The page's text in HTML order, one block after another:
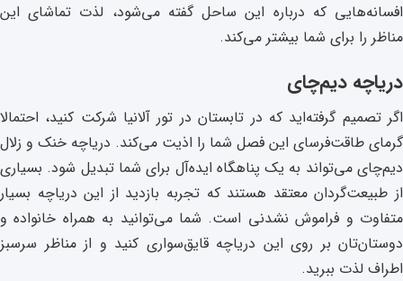
افسانه‌هایی که درباره این ساحل گفته می‌شود، لذت تماشای این
مناظر را برای شما بیشتر می‌کند.
دریاچه دیم‌چای
اگر تصمیم گرفته‌اید که در تابستان در تور آلانیا شرکت کنید، احتمالا
گرمای طاقت‌فرسای این فصل شما را اذیت می‌کند. دریاچه خنک و زلال
دیم‌چای می‌تواند به یک پناهگاه ایده‌آل برای شما تبدیل شود. بسیاری
از طبیعت‌گردان معتقد هستند که تجربه بازدید از این دریاچه بسیار
متفاوت و فراموش نشدنی است. شما می‌توانید به همراه خانواده و
دوستان‌تان بر روی این دریاچه قایق‌سواری کنید و از مناظر سرسبز
اطراف لذت ببرید.